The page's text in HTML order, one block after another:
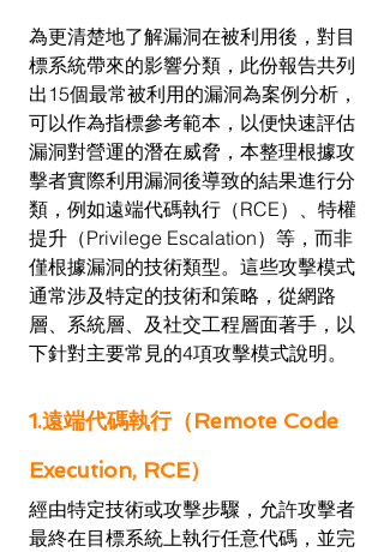
為更清楚地了解漏洞在被利用後，對目
標系統帶來的影響分類，此份報告共列
出15個最常被利用的漏洞為案例分析，
可以作為指標參考範本，以便快速評估
漏洞對營運的潛在威脅，本整理根據攻
擊者實際利用漏洞後導致的結果進行分
類，例如遠端代碼執行（RCE）、特權
提升（Privilege Escalation）等，而非
僅根據漏洞的技術類型。這些攻擊模式
通常涉及特定的技術和策略，從網路
層、系統層、及社交工程層面著手，以
下針對主要常見的4項攻擊模式說明。
1.遠端代碼執行（Remote Code
Execution, RCE）
經由特定技術或攻擊步驟，允許攻擊者
最終在目標系統上執行任意代碼，並完